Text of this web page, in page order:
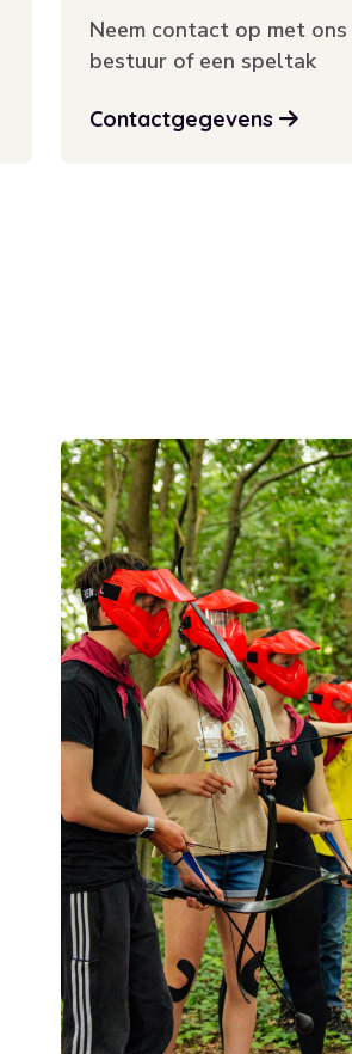
Neem contact op met ons
bestuur of een speltak
Contactgegevens